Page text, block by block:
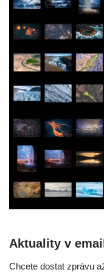
Aktuality v
Chcete dostat zprávu